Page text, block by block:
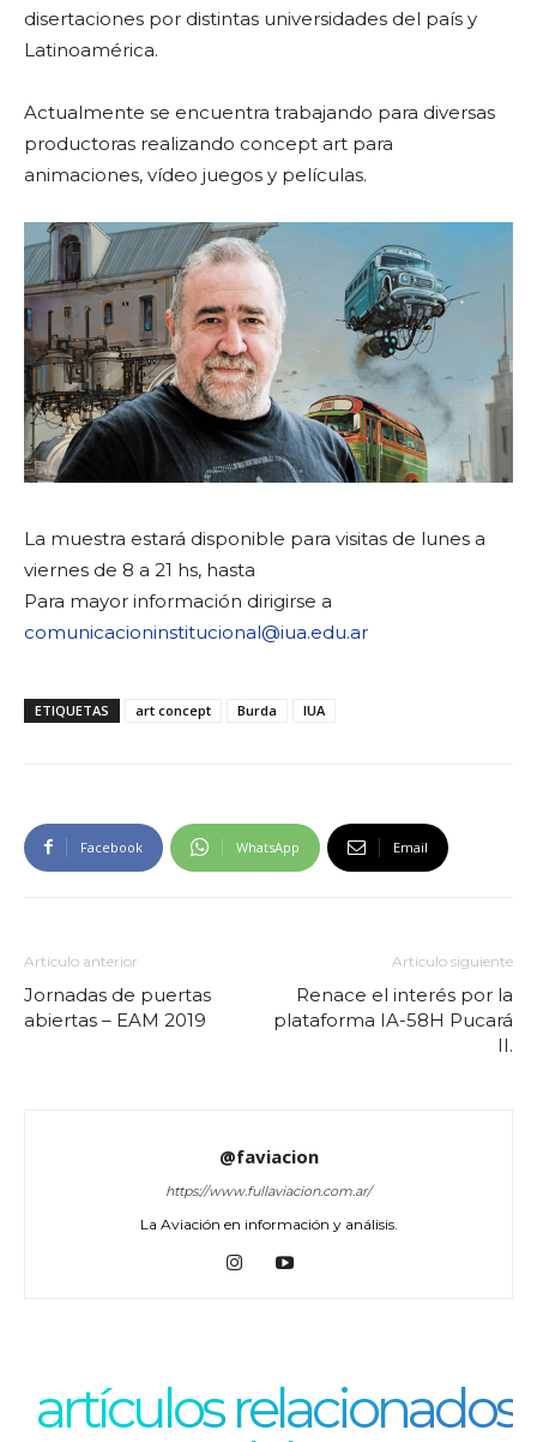
disertaciones por distintas universidades del país y
Latinoamérica.
Actualmente se encuentra trabajando para diversas
productoras realizando concept art para
animaciones, vídeo juegos y películas.
La muestra estará disponible para visitas de lunes a
viernes de 8 a 21 hs, hasta
Para mayor información dirigirse a
comunicacioninstitucional@iua.edu.ar
ETIQUETAS art concept Burda IUA
Facebook WhatsApp Email
Artículo anterior
Jornadas de puertas
abiertas – EAM 2019
Artículo siguiente
Renace el interés por la
plataforma IA-58H Pucará
II.
@faviacion
https://www.fullaviacion.com.ar/
La Aviación en información y análisis.
artículos relacionados